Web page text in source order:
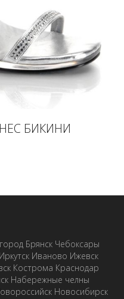
БИКИНИ
Брянск Чебоксары
Иркутск Иваново Ижевск
Кострома Краснодар
Набережные челны
Новосибирск